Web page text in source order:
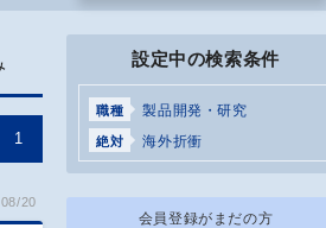
1
20
設定中の検索条件
職種 製品開発・研究
絶対 海外折衝
会員登録がまだの方